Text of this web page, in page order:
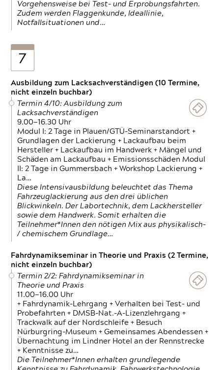
Vorgehensweise bei Test- und Erprobungsfahrten.
Zudem werden Flaggenkunde, Ideallinie,
Notfallsituationen und…
7
Ausbildung zum Lacksachverständigen (10 Termine,
nicht einzeln buchbar)
Termin 4/10: Ausbildung zum
Lacksachverständigen
9.00—16.30 Uhr
Modul I: 2 Tage in Plauen/GTÜ-Seminarstandort +
Grundlagen der Lackierung + Lackaufbau beim
Hersteller + Lackaufbau im Handwerk + Mängel und
Schäden am Lackaufbau + Emissionsschäden Modul
II: 2 Tage in Gummersbach + Workshop Lackierung +
La…
Diese Intensivausbildung beleuchtet das Thema
Fahrzeuglackierung aus den drei üblichen
Blickwinkeln. Der Labortechnik, dem Lackhersteller
sowie dem Handwerk. Somit erhalten die
Teilnehmer*Innen den nötigen Mix aus physikalisch-
/ chemischem Grundlage…
Fahrdynamikseminar in Theorie und Praxis (2 Termine,
nicht einzeln buchbar)
Termin 2/2: Fahrdynamikseminar in
Theorie und Praxis
11.00—16.00 Uhr
+ Fahrdynamik-Lehrgang + Verhalten bei Test- und
Probefahrten + DMSB-Nat.-A-Lizenzlehrgang +
Trackwalk auf der Nordschleife + Besuch
Nürburgring-Museum + Gemeinsames Abendessen +
Übernachtung im Lindner Hotel an der Rennstrecke
+ Kenntnisse zu…
Die Teilnehmer*Innen erhalten grundlegende